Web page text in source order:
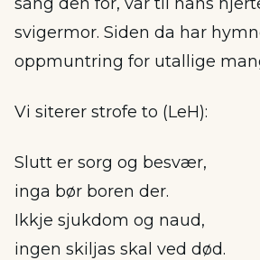
svigermor. Siden da har
oppmuntring for utallige
Vi siterer strofe to (LeH):
Slutt er sorg og besvær,
inga bør boren der.
Ikkje sjukdom og naud,
ingen skiljas skal ved død.